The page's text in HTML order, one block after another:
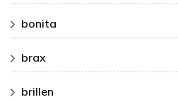
bonita
brax
brillen